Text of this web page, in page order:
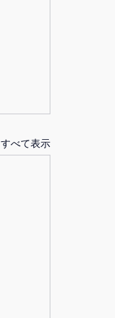
すべて表示